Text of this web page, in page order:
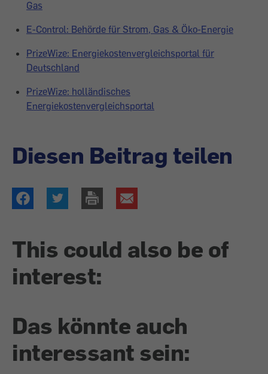
Gas
E-Control: Behörde für Strom, Gas & Öko-Energie
PrizeWize: Energiekostenvergleichsportal für
Deutschland
PrizeWize: holländisches
Energiekostenvergleichsportal
Diesen Beitrag teilen
This could also be of
interest:
Das könnte auch
interessant sein: